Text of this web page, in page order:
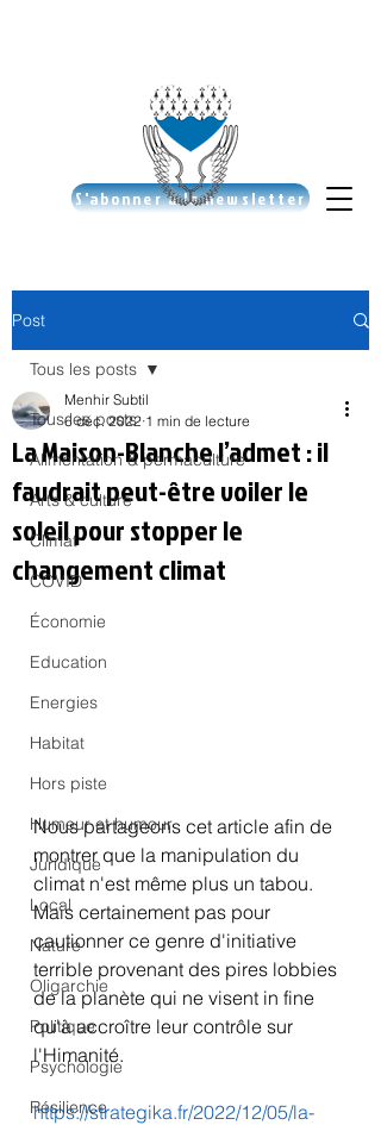
S'abonner à la newsletter
Post
Tous les posts
Alimentation & permaculture
Arts & culture
Climat
COVID
Économie
Education
Energies
Habitat
Hors piste
Humeur et humour
Juridique
Local
Nature
Oligarchie
Politique
Psychologie
Résilience
Tous les posts
La Maison-Blanche l’admet : il
faudrait peut-être voiler le
soleil pour stopper le
changement climat
Menhir Subtil
6 déc. 2022 1 min de lecture
Nous partageons cet article afin de
montrer que la manipulation du
climat n'est même plus un tabou.
Mais certainement pas pour
cautionner ce genre d'initiative
terrible provenant des pires lobbies
de la planète qui ne visent in fine
qu'à accroître leur contrôle sur
l'Himanité.
https://strategika.fr/2022/12/05/la-